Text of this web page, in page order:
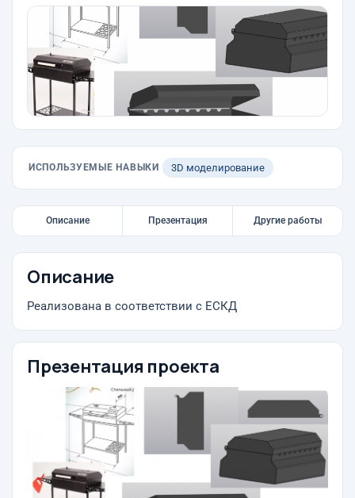
ИСПОЛЬЗУЕМЫЕ НАВЫКИ 3D моделирование
Описание Презентация Другие работы
Описание
Реализована в соответствии с ЕСКД
Презентация проекта